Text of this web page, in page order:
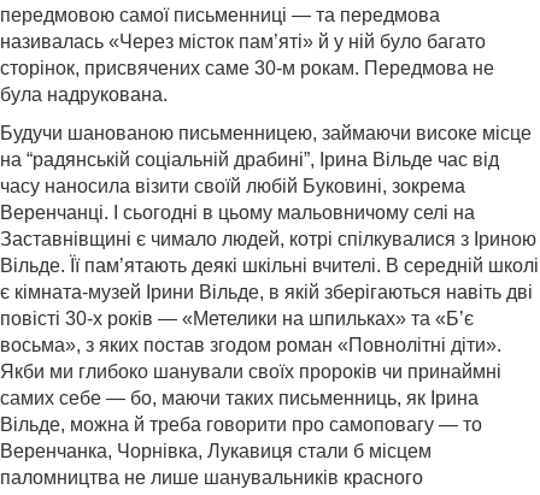
передмовою самої письменниці — та передмова
називалась «Через місток пам’яті» й у ній було багато
сторінок, присвячених саме 30-м рокам. Передмова не
була надрукована.
Будучи шанованою письменницею, займаючи високе місце
на “радянській соціальній драбині”, Ірина Вільде час від
часу наносила візити своїй любій Буковині, зокрема
Веренчанці. І сьогодні в цьому мальовничому селі на
Заставнівщині є чимало людей, котрі спілкувалися з Іриною
Вільде. Її пам’ятають деякі шкільні вчителі. В середній школі
є кімната-музей Ірини Вільде, в якій зберігаються навіть дві
повісті 30-х років — «Метелики на шпильках» та «Б’є
восьма», з яких постав згодом роман «Повнолітні діти».
Якби ми глибоко шанували своїх пророків чи принаймні
самих себе — бо, маючи таких письменниць, як Ірина
Вільде, можна й треба говорити про самоповагу — то
Веренчанка, Чорнівка, Лукавиця стали б місцем
паломництва не лише шанувальників красного